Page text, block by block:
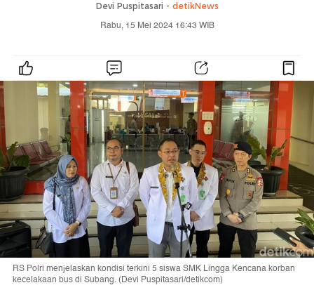
Devi Puspitasari - detikNews
Rabu, 15 Mei 2024 16:43 WIB
RS Polri menjelaskan kondisi terkini 5 siswa SMK Lingga Kencana korban
kecelakaan bus di Subang. (Devi Puspitasari/detikcom)